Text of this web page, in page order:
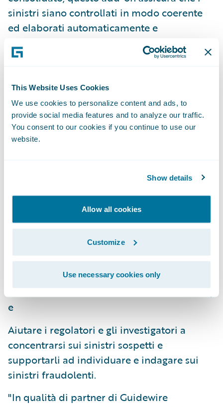
This Website Uses Cookies
We use cookies to personalize content and ads, to
provide social media features and to analyze our traffic.
You consent to our cookies if you continue to use our
website.
Show details
Allow all cookies
Customize
Use necessary cookies only
sinistri siano controllati in modo coerente
ed elaborati automaticamente e
rapidamente. Inoltre, i regolatori dei sinistri
o gli investigatori possono fornire un
formazione continua e un miglioramento
sulla identificazione dei modelli di frode
utilizzati.
Fornire un processing diretto dei sinistri
reali e legittimi, automatizzando
l’assegnazione in tempo reale di un
punteggio alle frodi nel flusso di lavoro per i
sinistri;
Attivare azioni (workflows) automatizzate in
ClaimCenter a base di un FRISS fraud score;
e
Aiutare i regolatori e gli investigatori a
concentrarsi sui sinistri sospetti e
supportarli ad individuare e indagare sui
sinistri fraudolenti.
"In qualità di partner di Guidewire